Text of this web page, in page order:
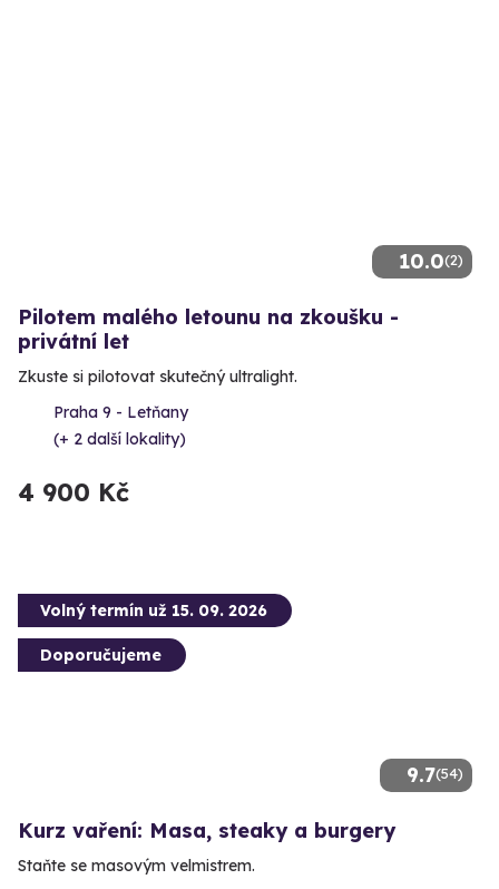
10.0(2)
Pilotem malého letounu na zkoušku -
privátní let
Zkuste si pilotovat skutečný ultralight.
Praha 9 - Letňany
(+ 2 další lokality)
4 900 Kč
9.7(54)
Volný termín už 15. 09. 2026
Doporučujeme
Kurz vaření: Masa, steaky a burgery
Staňte se masovým velmistrem.